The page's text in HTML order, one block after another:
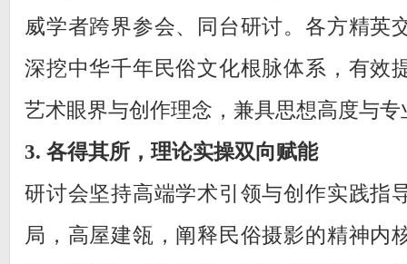
威学者跨界参会、同台研讨。各方精英
深挖中华千年民俗文化根脉体系，有效
艺术眼界与创作理念，兼具思想高度与专
3. 各得其所，理论实操双向赋能
研讨会坚持高端学术引领与创作实践指
局，高屋建瓴，阐释民俗摄影的精神内